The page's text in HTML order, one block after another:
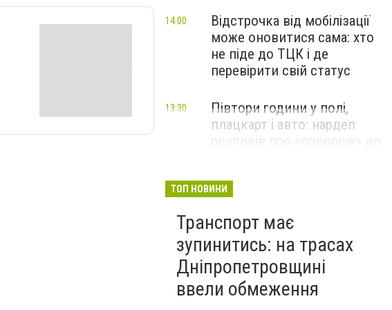
Відстрочка від мобілізації
може оновитися сама: хто
не піде до ТЦК і де
перевірити свій статус
14:00
Півтори години у полі,
плацкарт і авто: нардеп
13:30
ТОП НОВИНИ
Транспорт має
зупинитись: на трасах
Дніпропетровщині
ввели обмеження